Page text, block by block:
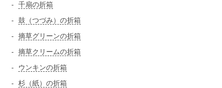
千扇の折箱
鼓（つづみ）の折箱
摘草グリーンの折箱
摘草クリームの折箱
ウンキンの折箱
杉（紙）の折箱